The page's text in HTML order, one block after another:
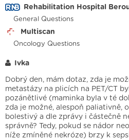
Rehabilitation Hospital
General Questions
Multiscan
Oncology Questions
Ivka
Dobrý den, mám dotaz, zda je
metastázy na plicích na PET/CT
pozánětlivé (maminka byla v té
zda je možné, alespoň paliativně,
bolestivý a dle zprávy i částečně
správně? Tedy, pokud se nádor
níže zmíněné nekróze) brzy k